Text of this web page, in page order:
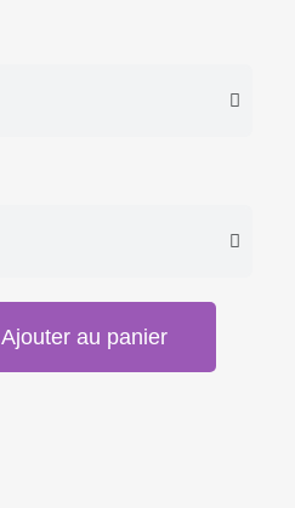
Ajouter au panier